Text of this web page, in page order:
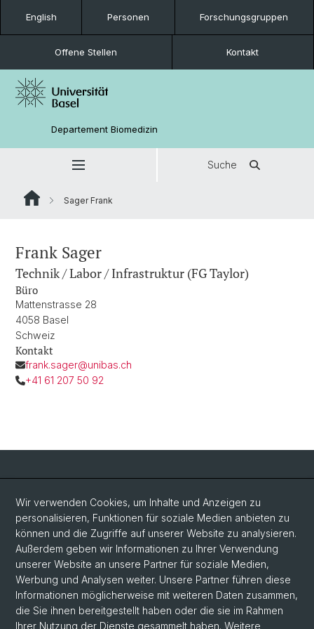
English Personen Forschungsgruppen
Offene Stellen Kontakt
Departement Biomedizin
Suche
Sager Frank
Frank Sager
Technik / Labor / Infrastruktur (FG Taylor)
Büro
Mattenstrasse 28
4058 Basel
Schweiz
Kontakt
frank.sager@unibas.ch
+41 61 207 50 92
Social Media
LinkedIn
Bluesky
Vimeo
Wir verwenden Cookies, um Inhalte und Anzeigen zu
personalisieren, Funktionen für soziale Medien anbieten zu
können und die Zugriffe auf unserer Website zu analysieren.
Außerdem geben wir Informationen zu Ihrer Verwendung
unserer Website an unsere Partner für soziale Medien,
Werbung und Analysen weiter. Unsere Partner führen diese
Informationen möglicherweise mit weiteren Daten zusammen,
die Sie ihnen bereitgestellt haben oder die sie im Rahmen
Ihrer Nutzung der Dienste gesammelt haben. Weitere